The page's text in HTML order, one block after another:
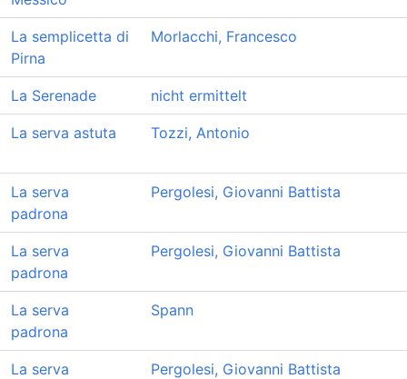
La semplicetta di
Pirna
Morlacchi, Francesco
La Serenade nicht ermittelt
La serva astuta Tozzi, Antonio
La serva
padrona
Pergolesi, Giovanni Battista
La serva
padrona
Pergolesi, Giovanni Battista
La serva
padrona
Spann
La serva
Pergolesi, Giovanni Battista